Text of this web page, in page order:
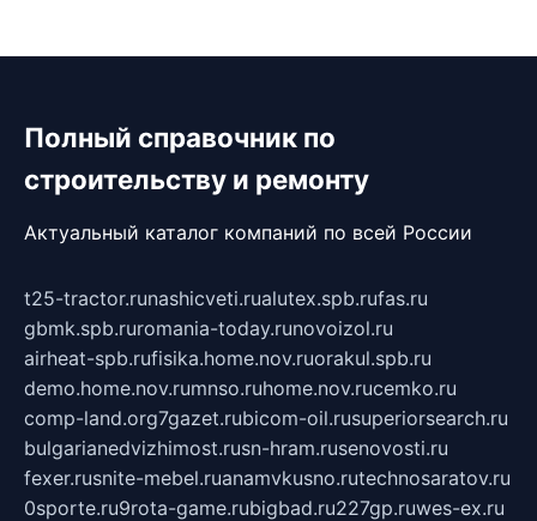
Полный справочник по
строительству и ремонту
Актуальный каталог компаний по всей России
t25-tractor.runashicveti.rualutex.spb.rufas.ru
gbmk.spb.ruromania-today.runovoizol.ru
airheat-spb.rufisika.home.nov.ruorakul.spb.ru
demo.home.nov.rumnso.ruhome.nov.rucemko.ru
comp-land.org7gazet.rubicom-oil.rusuperiorsearch.ru
bulgarianedvizhimost.rusn-hram.rusenovosti.ru
fexer.rusnite-mebel.ruanamvkusno.rutechnosaratov.ru
0sporte.ru9rota-game.rubigbad.ru227gp.ruwes-ex.ru